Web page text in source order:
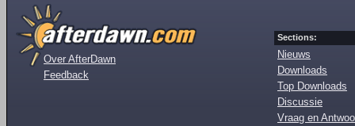
Over AfterDawn
Feedback
Sections:
Nieuws
Downloads
Top Downloads
Discussie
Vraag en